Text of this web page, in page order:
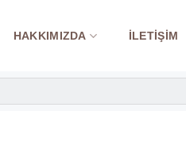
HAKKIMIZDA İLETIŞIM